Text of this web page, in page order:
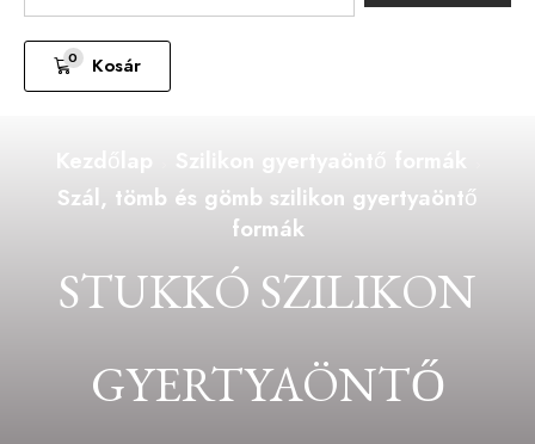
0 Kosár
Szál, tömb és gömb szilikon gyertyaöntő
formák
STUKKÓ SZILIKON
GYERTYAÖNTŐ